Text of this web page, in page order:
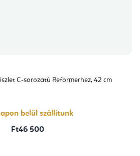
C-sorozatú Reformerhez, 42 cm
belül szállítunk
Ft46 500